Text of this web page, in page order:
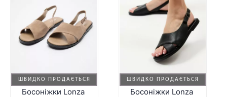
ШВИДКО ПРОДАЄТЬСЯ
Босоніжки Lonza
ШВИДКО ПРОДАЄТЬСЯ
Босоніжки Lonza